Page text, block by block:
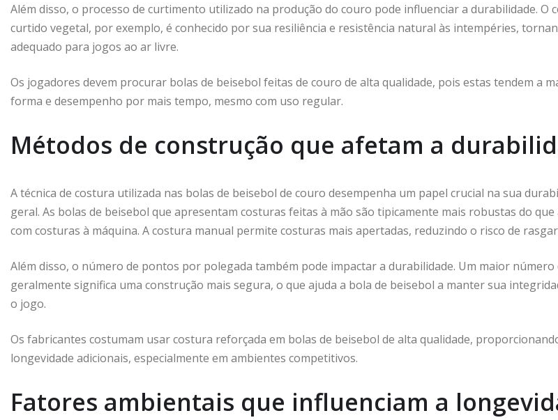
Além disso, o processo de curtimento utilizado na produção do couro pode influenciar a durabilidade. O
curtido vegetal, por exemplo, é conhecido por sua resiliência e resistência natural às intempéries,
adequado para jogos ao ar livre.
Os jogadores devem procurar bolas de beisebol feitas de couro de alta qualidade, pois estas tendem a
forma e desempenho por mais tempo, mesmo com uso regular.
Métodos de construção que afetam a
A técnica de costura utilizada nas bolas de beisebol de couro desempenha um papel crucial na sua
geral. As bolas de beisebol que apresentam costuras feitas à mão são tipicamente mais robustas do que
com costuras à máquina. A costura manual permite costuras mais apertadas, reduzindo o risco de
Além disso, o número de pontos por polegada também pode impactar a durabilidade. Um maior
geralmente significa uma construção mais segura, o que ajuda a bola de beisebol a manter sua
o jogo.
Os fabricantes costumam usar costura reforçada em bolas de beisebol de alta qualidade,
longevidade adicionais, especialmente em ambientes competitivos.
Fatores ambientais que influenciam a